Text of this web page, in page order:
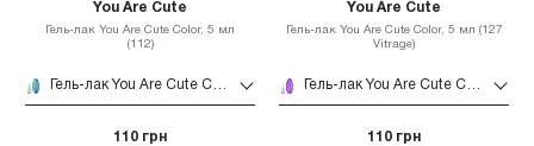
You Are Cute
Гель-лак You Are Cute Color, 5 мл
(112)
Гель-лак You Are Cute Color, 5 мл (112)
110 грн
You Are Cute
Гель-лак You Are Cute Color, 5 мл (127
Vitrage)
Гель-лак You Are Cute Color, 5 мл (127 Vitrage)
110 грн